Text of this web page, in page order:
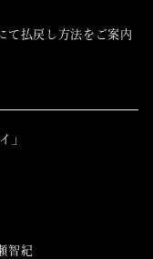
て払戻し方法をご案内
」
紀